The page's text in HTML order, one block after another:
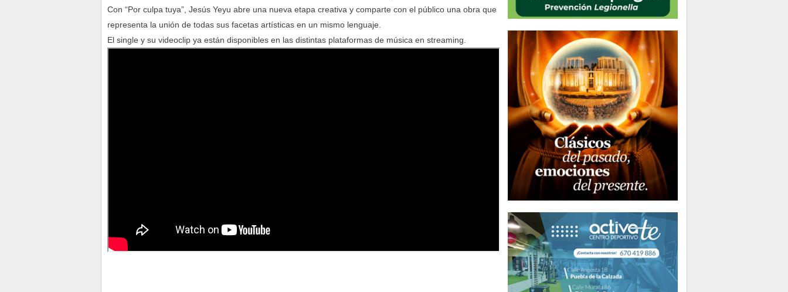
Con “Por culpa tuya”, Jesús Yeyu abre una nueva etapa creativa y comparte con el público una obra que
representa la unión de todas sus facetas artísticas en un mismo lenguaje.
El single y su videoclip ya están disponibles en las distintas plataformas de música en streaming.